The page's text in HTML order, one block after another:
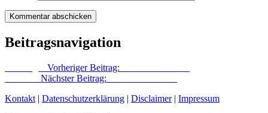
Beitragsnavigation
Vorheriger Beitrag:
Nächster Beitrag:
Kontakt | Datenschutzerklärung | Disclaimer| Impressum